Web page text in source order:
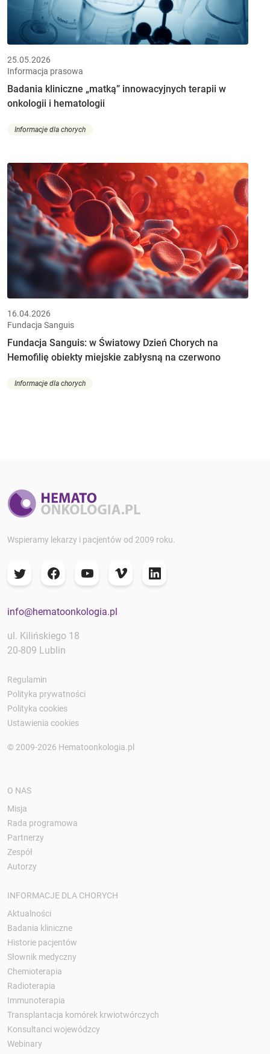
25.05.2026
Informacja prasowa
Badania kliniczne „matką” innowacyjnych terapii w
onkologii i hematologii
Informacje dla chorych
16.04.2026
Fundacja Sanguis
Fundacja Sanguis: w Światowy Dzień Chorych na
Hemofilię obiekty miejskie zabłysną na czerwono
Informacje dla chorych
Wspieramy lekarzy i pacjentów od 2009 roku.
info@hematoonkologia.pl
ul. Kilińskiego 18
20-809 Lublin
Regulamin
Polityka prywatności
Polityka cookies
Ustawienia cookies
© 2009-2026 Hematoonkologia.pl
O NAS
Misja
Rada programowa
Partnerzy
Zespół
Autorzy
INFORMACJE DLA CHORYCH
Aktualności
Badania kliniczne
Historie pacjentów
Słownik medyczny
Chemioterapia
Radioterapia
Immunoterapia
Transplantacja komórek krwiotwórczych
Konsultanci wojewódzcy
Webinary